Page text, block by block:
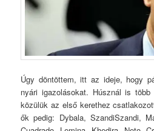
Úgy döntöttem, itt az ideje, hogy
nyári igazolásokat. Húsznál is
közülük az első kerethez
ők pedig: Dybala, SzandiSzandi,